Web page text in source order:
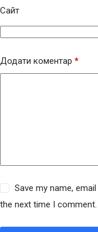
Сайт
Додати коментар *
Save my name,
the next time I comment.